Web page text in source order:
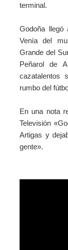
terminal.
Godoña
Venía del
Grande del
Peñarol de
cazatalentos
rumbo del
En una nota
Televisión
Artigas y
gente».